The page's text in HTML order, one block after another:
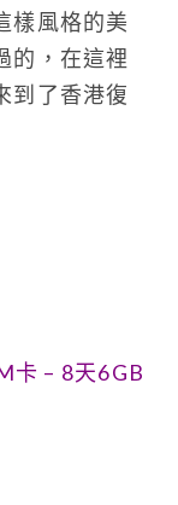
樣風格的美
的，在這裡
到了香港復
卡 – 8天6GB